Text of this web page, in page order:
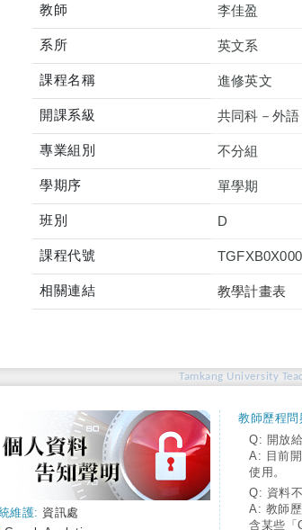
教師 李佳盈
系所 英文系
課程名稱 進修英文
開課系級 共同科－外語
專業組別 不分組
學期序 單學期
班別 D
課程代號
相關連結 教學計畫表
Tamkang University
維護: 資訊處
教師歷程問
Q: 開放
A: 目前
使用。
Q: 資料
A: 教師
含某些「